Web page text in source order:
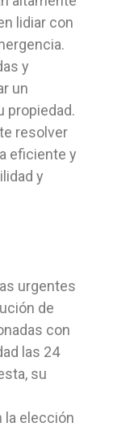
lidiar con
y
un
propiedad.
resolver
eficiente y
y
urgentes
de
con
las 24
su
la elección